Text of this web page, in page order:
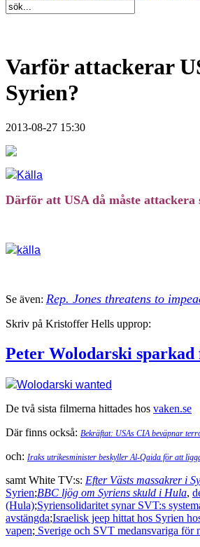
Varför attackerar
Syrien?
2013-08-27 15:30
Källa
Därför att USA då måste attackera
källa
Se även: Rep. Jones threatens to
Skriv på Kristoffer Hells upprop:
Peter Wolodarski
Wolodarski wanted
De två sista filmerna hittades hos vaken.se
Där finns också: Bekräftat: USAs CIA beväpnar
och: Iraks utrikesminister beskyller Al-Qaida för att
samt White TV:s: Efter Västs massakrer i
Syrien;BBC ljög om Syriens skuld i Hula,
(Hula);Syriensolidaritet synar SVT:s
avstängda;Israelisk jeep hittat hos Syrien
vapen; Sverige och SVT medansvariga för